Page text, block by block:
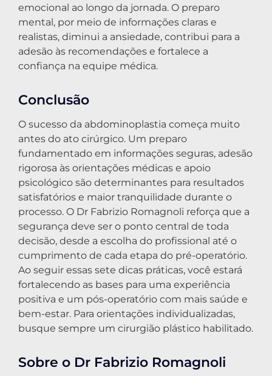
emocional ao longo da jornada. O preparo
mental, por meio de informações claras e
realistas, diminui a ansiedade, contribui para a
adesão às recomendações e fortalece a
confiança na equipe médica.
Conclusão
O sucesso da abdominoplastia começa muito
antes do ato cirúrgico. Um preparo
fundamentado em informações seguras, adesão
rigorosa às orientações médicas e apoio
psicológico são determinantes para resultados
satisfatórios e maior tranquilidade durante o
processo. O Dr Fabrizio Romagnoli reforça que a
segurança deve ser o ponto central de toda
decisão, desde a escolha do profissional até o
cumprimento de cada etapa do pré-operatório.
Ao seguir essas sete dicas práticas, você estará
fortalecendo as bases para uma experiência
positiva e um pós-operatório com mais saúde e
bem-estar. Para orientações individualizadas,
busque sempre um cirurgião plástico habilitado.
Sobre o Dr Fabrizio Romagnoli